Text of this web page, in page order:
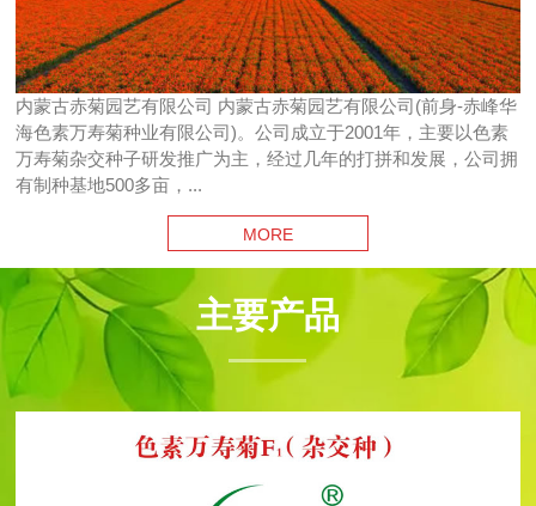
内蒙古赤菊园艺有限公司 内蒙古赤菊园艺有限公司(前身-赤峰华
海色素万寿菊种业有限公司)。公司成立于2001年，主要以色素
万寿菊杂交种子研发推广为主，经过几年的打拼和发展，公司拥
有制种基地500多亩，...
MORE
主要产品